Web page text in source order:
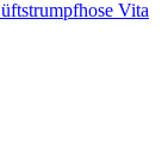
Vita